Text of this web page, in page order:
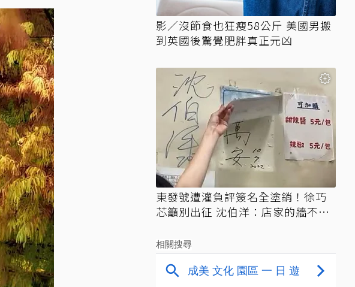
影／沒節食也狂瘦58公斤 美國男搬
到英國後驚覺肥胖真正元凶
東發號遭灌負評簽名全塗銷！徐巧
芯籲別出征 沈伯洋：店家的牆不需